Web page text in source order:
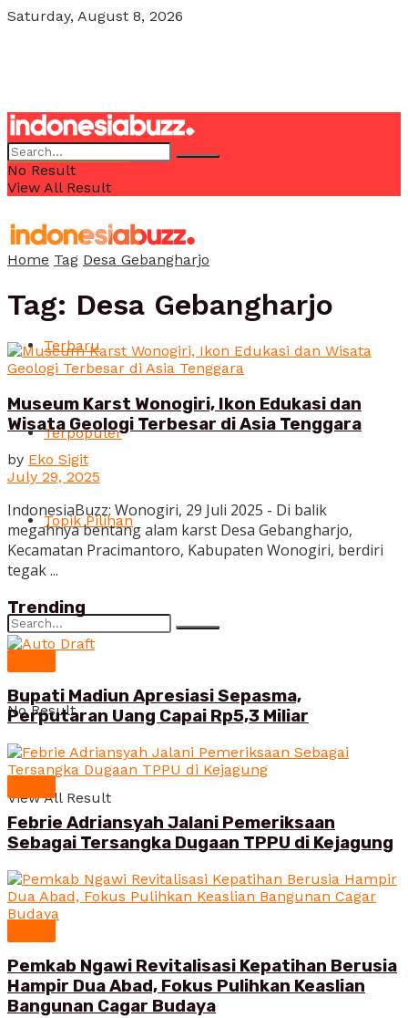
Saturday, August 8, 2026
POJOK MILENIAL
Terbaru
Terpopuler
Topik Pilihan
No Result
View All Result
No Result
View All Result
Home Tag Desa Gebangharjo
Tag: Desa Gebangharjo
Museum Karst Wonogiri, Ikon Edukasi dan
Wisata Geologi Terbesar di Asia Tenggara
by Eko Sigit
July 29, 2025
IndonesiaBuzz: Wonogiri, 29 Juli 2025 - Di balik
megahnya bentang alam karst Desa Gebangharjo,
Kecamatan Pracimantoro, Kabupaten Wonogiri, berdiri
tegak ...
Trending
Bupati Madiun Apresiasi Sepasma,
Perputaran Uang Capai Rp5,3 Miliar
Febrie Adriansyah Jalani Pemeriksaan
Sebagai Tersangka Dugaan TPPU di Kejagung
Pemkab Ngawi Revitalisasi Kepatihan Berusia
Hampir Dua Abad, Fokus Pulihkan Keaslian
Bangunan Cagar Budaya